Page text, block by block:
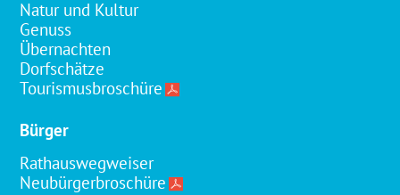
Natur und Kultur
Genuss
Übernachten
Dorfschätze
Tourismusbroschüre
Bürger
Rathauswegweiser
Neubürgerbroschüre